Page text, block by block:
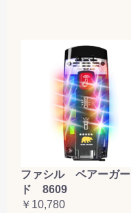
ファシル ベアーガー
ド 8609
￥10,780